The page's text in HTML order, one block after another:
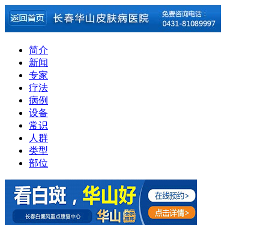
简介
新闻
专家
疗法
病例
设备
常识
人群
类型
部位